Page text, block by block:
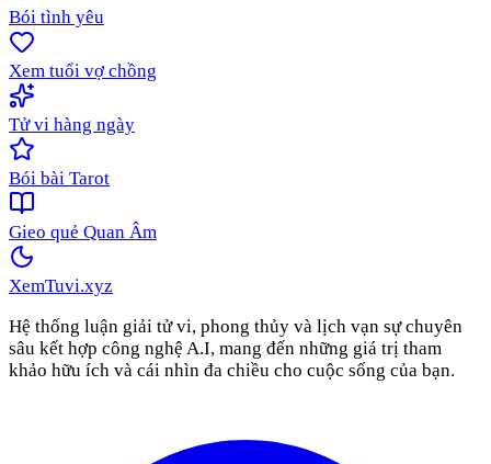
Bói tình yêu
Xem tuổi vợ chồng
Tử vi hàng ngày
Bói bài Tarot
Gieo quẻ Quan Âm
XemTuvi.xyz
Hệ thống luận giải tử vi, phong thủy và lịch vạn sự chuyên
sâu kết hợp công nghệ A.I, mang đến những giá trị tham
khảo hữu ích và cái nhìn đa chiều cho cuộc sống của bạn.